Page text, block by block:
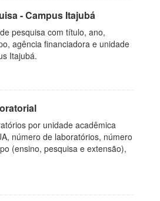
- Campus Itajubá
pesquisa com título, ano,
agência financiadora e unidade
Itajubá.
por unidade acadêmica
número de laboratórios, número
(ensino, pesquisa e extensão),